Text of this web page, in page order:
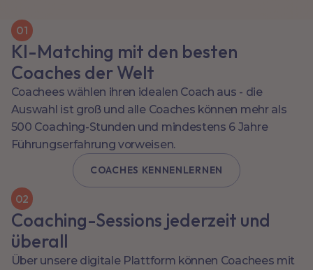
01
KI-Matching mit den besten
Coaches der Welt
Coachees wählen ihren idealen Coach aus - die
Auswahl ist groß und alle Coaches können mehr als
500 Coaching-Stunden und mindestens 6 Jahre
Führungserfahrung vorweisen.
COACHES KENNENLERNEN
02
Coaching-Sessions jederzeit und
überall
Über unsere digitale Plattform können Coachees mit